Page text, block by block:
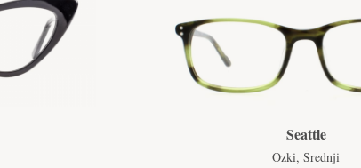
Seattle
Ozki, Srednji